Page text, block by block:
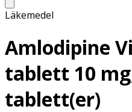
Läkemedel
Amlodipine
tablett 10
tablett(er)